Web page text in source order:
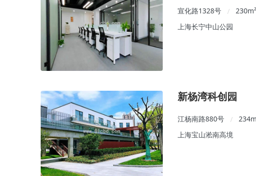
宣化路1328号 / 230m²
上海长宁中山公园
新杨湾科创园
江杨南路880号 / 234
上海宝山淞南高境